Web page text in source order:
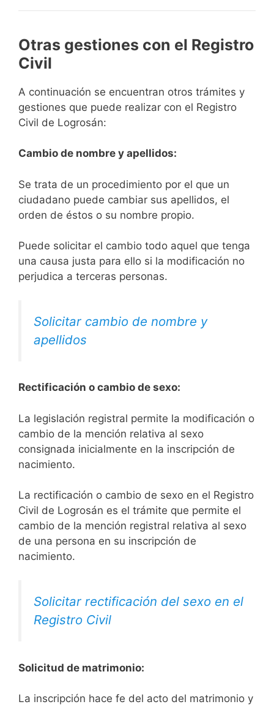
Otras gestiones con el Registro
Civil
A continuación se encuentran otros trámites y
gestiones que puede realizar con el Registro
Civil de Logrosán:
Cambio de nombre y apellidos:
Se trata de un procedimiento por el que un
ciudadano puede cambiar sus apellidos, el
orden de éstos o su nombre propio.
Puede solicitar el cambio todo aquel que tenga
una causa justa para ello si la modificación no
perjudica a terceras personas.
Solicitar cambio de nombre y
apellidos
Rectificación o cambio de sexo:
La legislación registral permite la modificación o
cambio de la mención relativa al sexo
consignada inicialmente en la inscripción de
nacimiento.
La rectificación o cambio de sexo en el Registro
Civil de Logrosán es el trámite que permite el
cambio de la mención registral relativa al sexo
de una persona en su inscripción de
nacimiento.
Solicitar rectificación del sexo en el
Registro Civil
Solicitud de matrimonio:
La inscripción hace fe del acto del matrimonio y